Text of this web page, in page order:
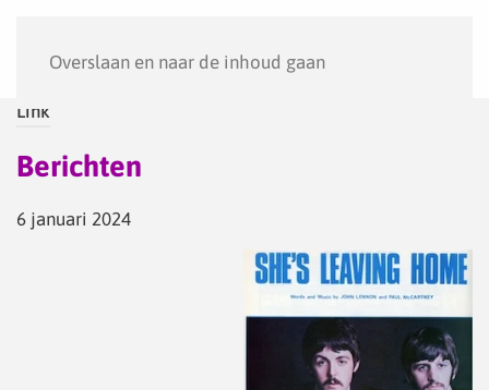
Overslaan en naar de inhoud gaan
Link
Berichten
6 januari 2024